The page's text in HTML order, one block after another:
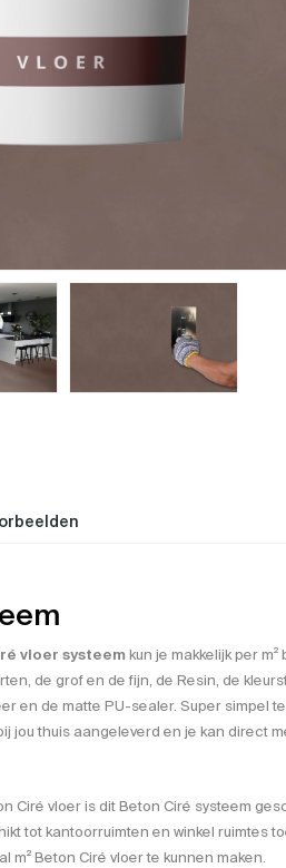
vloer systeem kun je makkelijk per
de grof en de fijn, de Resin, de
en de matte PU-sealer. Super simpel
jou thuis aangeleverd en je kan direct
Ciré vloer is dit Beton Ciré systeem
tot kantoorruimten en winkel ruimtes
Beton Ciré vloer te kunnen maken.